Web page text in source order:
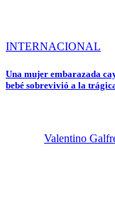
INTERNACIONAL
Una mujer embarazada
bebé sobrevivió a la
Valentino